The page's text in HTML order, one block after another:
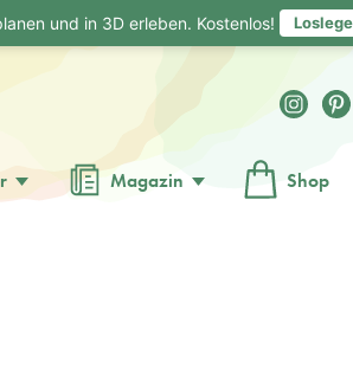
Magazin Shop
und in 3D erleben. Kostenlos!